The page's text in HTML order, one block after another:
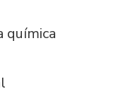
química